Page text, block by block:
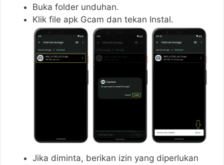
Buka folder unduhan.
Klik file apk Gcam dan tekan Instal.
Jika diminta, berikan izin yang diperlukan